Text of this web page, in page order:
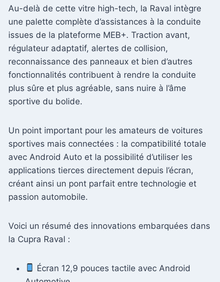
Au-delà de cette vitre high-tech, la Raval intègre
une palette complète d’assistances à la conduite
issues de la plateforme MEB+. Traction avant,
régulateur adaptatif, alertes de collision,
reconnaissance des panneaux et bien d’autres
fonctionnalités contribuent à rendre la conduite
plus sûre et plus agréable, sans nuire à l’âme
sportive du bolide.
Un point important pour les amateurs de voitures
sportives mais connectées : la compatibilité totale
avec Android Auto et la possibilité d’utiliser les
applications tierces directement depuis l’écran,
créant ainsi un pont parfait entre technologie et
passion automobile.
Voici un résumé des innovations embarquées dans
la Cupra Raval :
Écran 12,9 pouces tactile avec Android